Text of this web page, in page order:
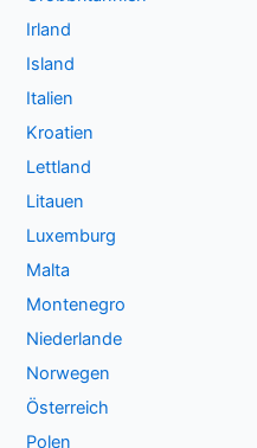
Irland
Island
Italien
Kroatien
Lettland
Litauen
Luxemburg
Malta
Montenegro
Niederlande
Norwegen
Österreich
Polen